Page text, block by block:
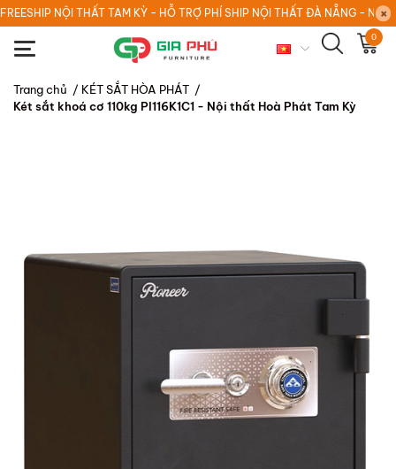
FREESHIP NỘI THẤT TAM KỲ - HỖ TRỢ PHÍ SHIP NỘI THẤT ĐÀ NẴNG - NỘI
0
Trang chủ / KÉT SẮT HÒA PHÁT /
Két sắt khoá cơ 110kg PI116K1C1 - Nội thất Hoà Phát Tam Kỳ